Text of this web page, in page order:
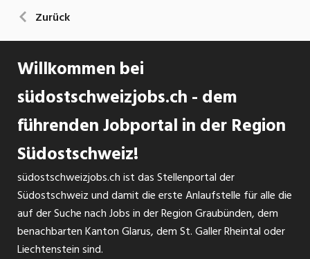
Zurück
Willkommen bei
südostschweizjobs.ch - dem
führenden Jobportal in der Region
Südostschweiz!
südostschweizjobs.ch ist das Stellenportal der
Südostschweiz und damit die erste Anlaufstelle für alle die
auf der Suche nach Jobs in der Region Graubünden, dem
benachbarten Kanton Glarus, dem St. Galler Rheintal oder
Liechtenstein sind.